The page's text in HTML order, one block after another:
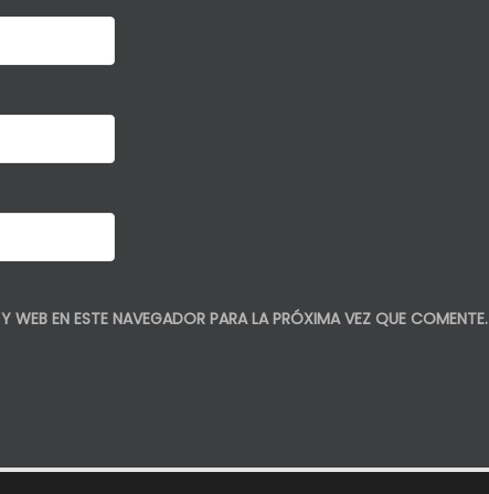
EN ESTE NAVEGADOR PARA LA PRÓXIMA VEZ QUE COMENTE.